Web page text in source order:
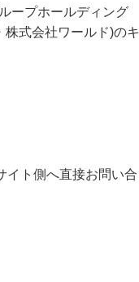
ープホールディング
式会社ワールド)のキ
イト側へ直接お問い合